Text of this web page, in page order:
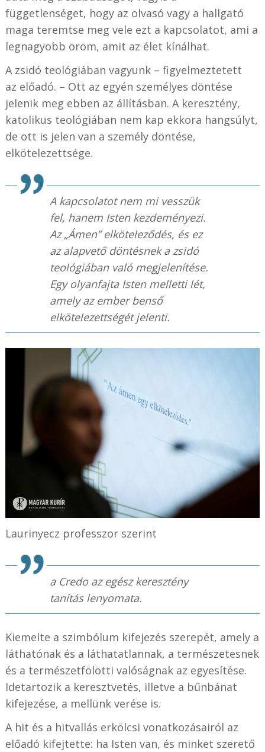
függetlenséget, hogy az olvasó vagy a hallgató
maga teremtse meg vele ezt a kapcsolatot, ami a
legnagyobb öröm, amit az élet kínálhat.
A zsidó teológiában vagyunk – figyelmeztetett
az előadó. – Ott az egyén személyes döntése
jelenik meg ebben az állításban. A keresztény,
katolikus teológiában nem kap ekkora hangsúlyt,
de ott is jelen van a személy döntése,
elkötelezettsége.
A kapcsolatot nem mi vesszük
fel, hanem Isten kezdeményezi.
Az „Ámen” elköteleződés, és ez
az alapvető döntésnek a zsidó
teológiában való megjelenítése.
Egy olyanfajta Isten melletti lét,
amely az ember benső
elkötelezettségét jelenti.
Laurinyecz professzor szerint
a Credo az egész keresztény
tanítás lenyomata.
Kiemelte a szimbólum kifejezés szerepét, amely a
láthatónak és a láthatatlannak, a természetesnek
és a természetfölötti valóságnak az egyesítése.
Idetartozik a keresztvetés, illetve a bűnbánat
kifejezése, a mellünk verése is.
A hit és a hitvallás erkölcsi vonatkozásairól az
előadó kifejtette: ha Isten van, és minket szerető